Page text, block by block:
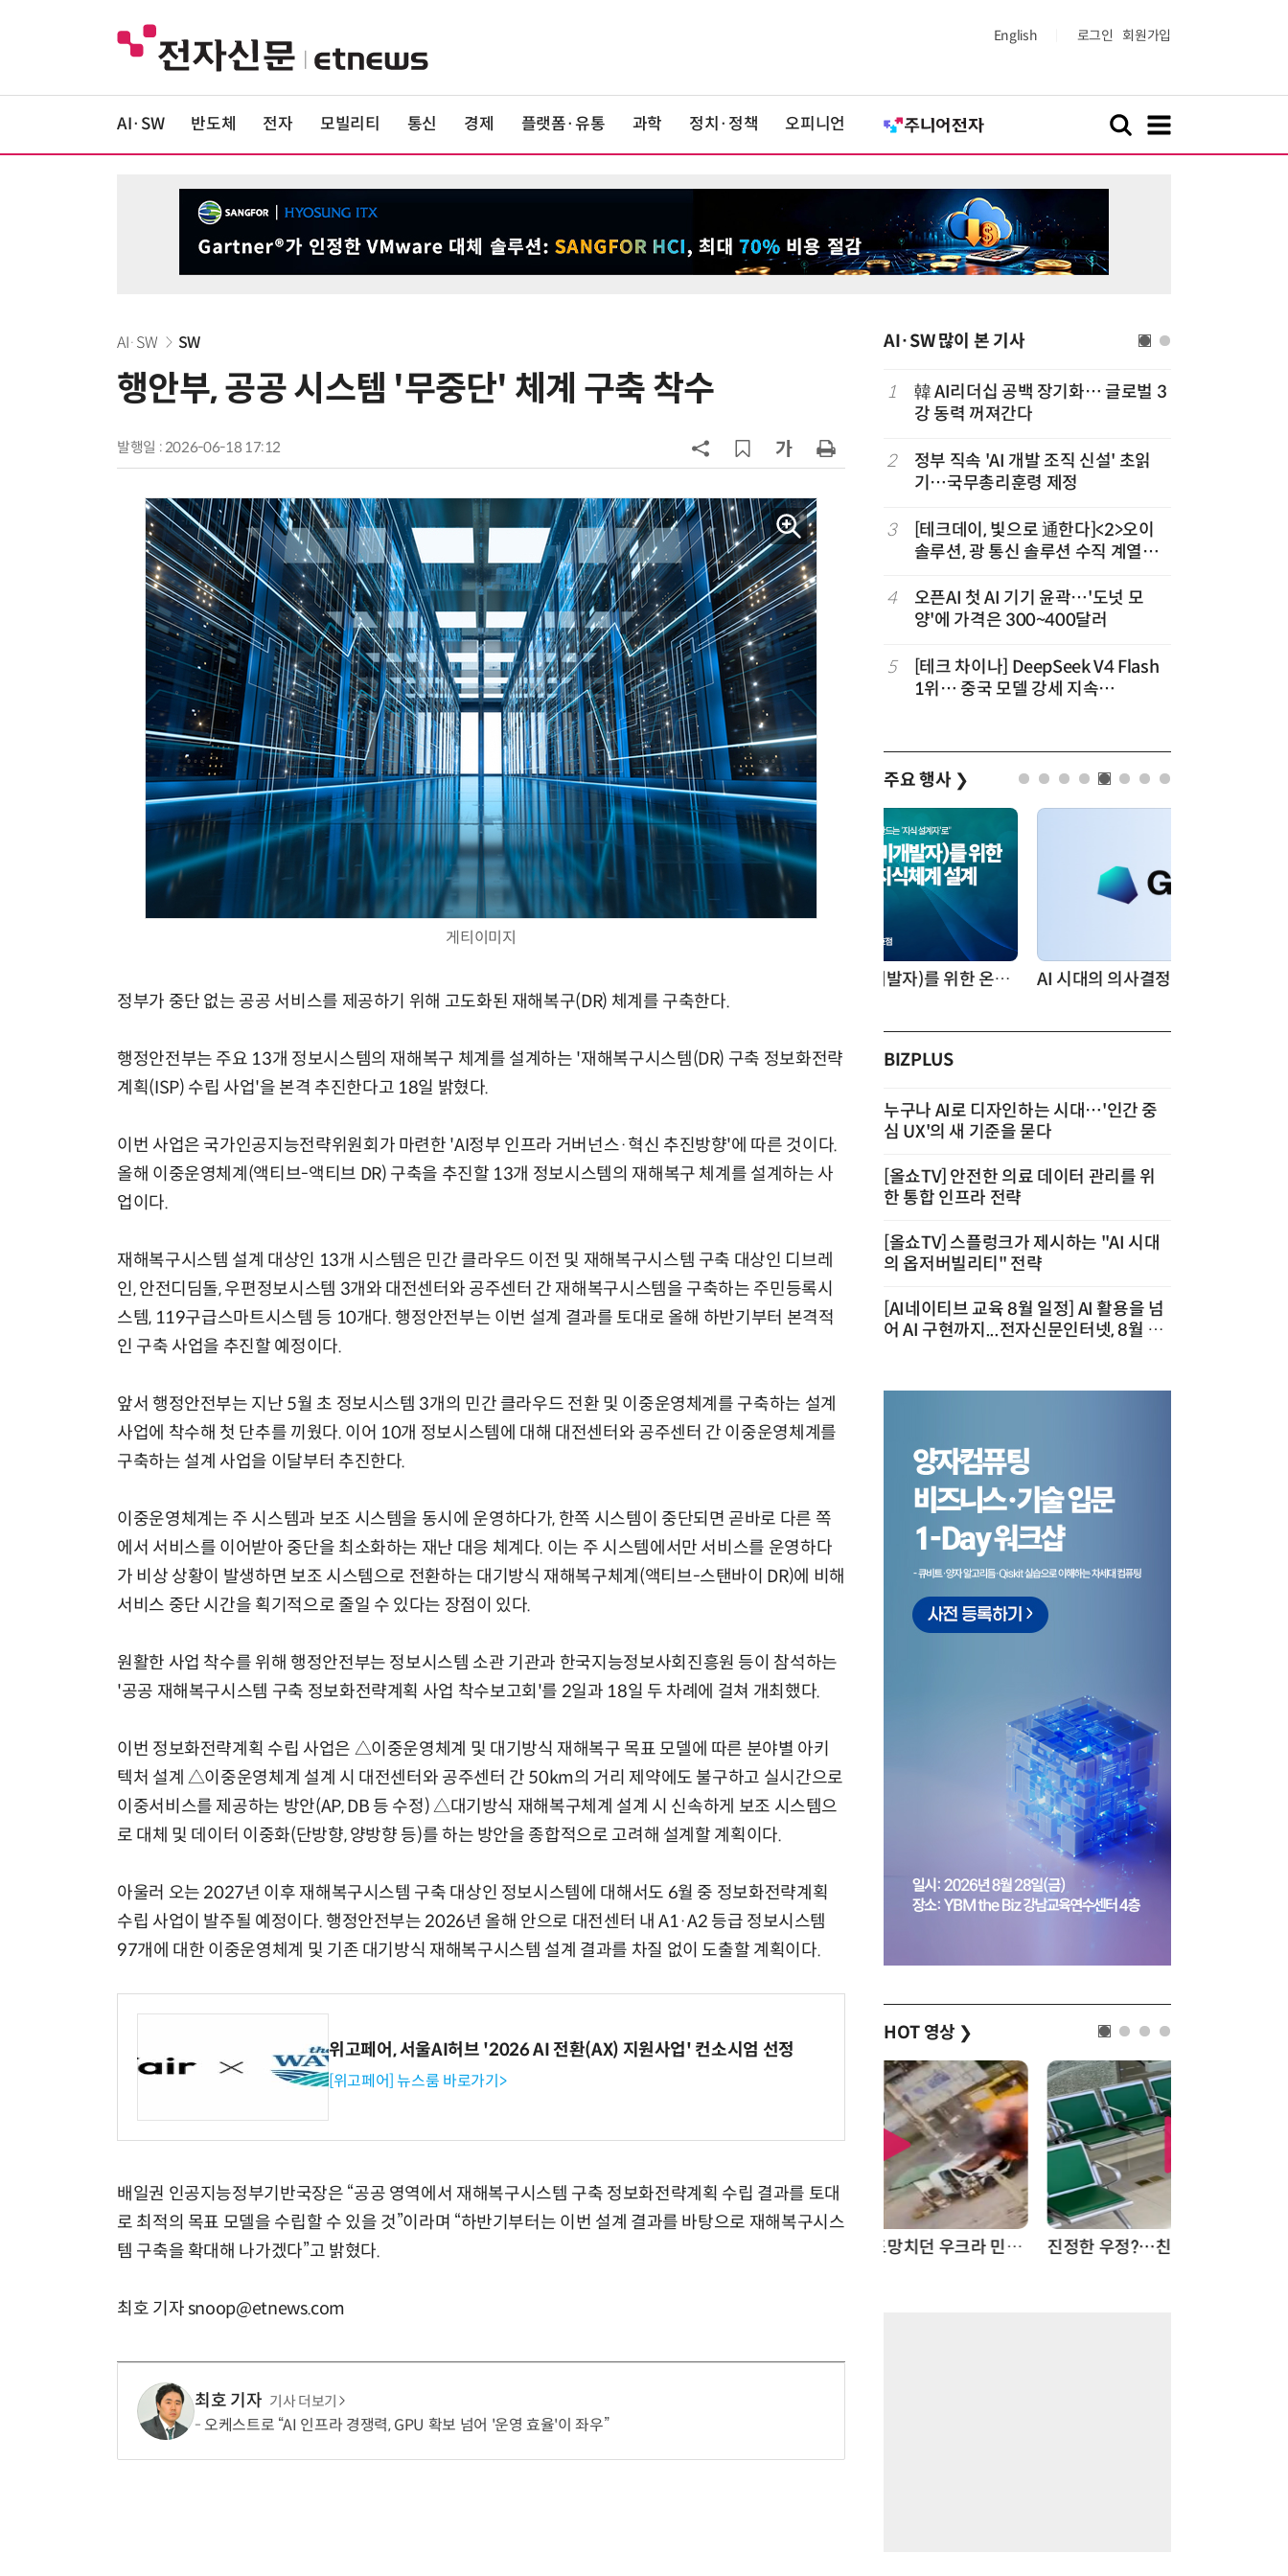
English 로그인 회원가입
AI·SW 반도체 전자 모빌리티 통신 경제 플랫폼·유통 과학 정치·정책 오피니언
AI·SW SW
행안부, 공공 시스템 '무중단' 체계 구축 착수
발행일 : 2026-06-18 17:12
게티이미지
정부가 중단 없는 공공 서비스를 제공하기 위해 고도화된 재해복구(DR) 체계를 구축한다.
행정안전부는 주요 13개 정보시스템의 재해복구 체계를 설계하는 '재해복구시스템(DR) 구축 정보화전략
계획(ISP) 수립 사업'을 본격 추진한다고 18일 밝혔다.
이번 사업은 국가인공지능전략위원회가 마련한 'AI정부 인프라 거버넌스·혁신 추진방향'에 따른 것이다.
올해 이중운영체계(액티브-액티브 DR) 구축을 추진할 13개 정보시스템의 재해복구 체계를 설계하는 사
업이다.
재해복구시스템 설계 대상인 13개 시스템은 민간 클라우드 이전 및 재해복구시스템 구축 대상인 디브레
인, 안전디딤돌, 우편정보시스템 3개와 대전센터와 공주센터 간 재해복구시스템을 구축하는 주민등록시
스템, 119구급스마트시스템 등 10개다. 행정안전부는 이번 설계 결과를 토대로 올해 하반기부터 본격적
인 구축 사업을 추진할 예정이다.
앞서 행정안전부는 지난 5월 초 정보시스템 3개의 민간 클라우드 전환 및 이중운영체계를 구축하는 설계
사업에 착수해 첫 단추를 끼웠다. 이어 10개 정보시스템에 대해 대전센터와 공주센터 간 이중운영체계를
구축하는 설계 사업을 이달부터 추진한다.
이중운영체계는 주 시스템과 보조 시스템을 동시에 운영하다가, 한쪽 시스템이 중단되면 곧바로 다른 쪽
에서 서비스를 이어받아 중단을 최소화하는 재난 대응 체계다. 이는 주 시스템에서만 서비스를 운영하다
가 비상 상황이 발생하면 보조 시스템으로 전환하는 대기방식 재해복구체계(액티브-스탠바이 DR)에 비해
서비스 중단 시간을 획기적으로 줄일 수 있다는 장점이 있다.
원활한 사업 착수를 위해 행정안전부는 정보시스템 소관 기관과 한국지능정보사회진흥원 등이 참석하는
'공공 재해복구시스템 구축 정보화전략계획 사업 착수보고회'를 2일과 18일 두 차례에 걸쳐 개최했다.
이번 정보화전략계획 수립 사업은 △이중운영체계 및 대기방식 재해복구 목표 모델에 따른 분야별 아키
텍처 설계 △이중운영체계 설계 시 대전센터와 공주센터 간 50km의 거리 제약에도 불구하고 실시간으로
이중서비스를 제공하는 방안(AP, DB 등 수정) △대기방식 재해복구체계 설계 시 신속하게 보조 시스템으
로 대체 및 데이터 이중화(단방향, 양방향 등)를 하는 방안을 종합적으로 고려해 설계할 계획이다.
아울러 오는 2027년 이후 재해복구시스템 구축 대상인 정보시스템에 대해서도 6월 중 정보화전략계획
수립 사업이 발주될 예정이다. 행정안전부는 2026년 올해 안으로 대전센터 내 A1·A2 등급 정보시스템
97개에 대한 이중운영체계 및 기존 대기방식 재해복구시스템 설계 결과를 차질 없이 도출할 계획이다.
위고페어, 서울AI허브 '2026 AI 전환(AX) 지원사업' 컨소시엄 선정
[위고페어] 뉴스룸 바로가기>
배일권 인공지능정부기반국장은 “공공 영역에서 재해복구시스템 구축 정보화전략계획 수립 결과를 토대
로 최적의 목표 모델을 수립할 수 있을 것”이라며 “하반기부터는 이번 설계 결과를 바탕으로 재해복구시스
템 구축을 확대해 나가겠다”고 밝혔다.
최호 기자 snoop@etnews.com
최호 기자 기사 더보기
오케스트로 “AI 인프라 경쟁력, GPU 확보 넘어 '운영 효율'이 좌우”
AI·SW 많이 본 기사
6
美 행정부, AI 모델 '해킹 등 사이버
구광모 LG 회장, 내주 美 실리콘밸리
8
[르포] 정부 GPU 7656장 운영 최전
선…'NHN 팩토리X' 가보니
9
국산 CSP사 '마켓플레이스' 커졌
다…5개사 등록 솔루션 1439개
10 코히어, 통제 가능한 소버린 AI 지
원…“韓이 아태 승부처”
1
韓 AI리더십 공백 장기화… 글로벌 3
강 동력 꺼져간다
2
정부 직속 'AI 개발 조직 신설' 초읽
기…국무총리훈령 제정
3
[테크데이, 빛으로 通한다]<2>오이
솔루션, 광 통신 솔루션 수직 계열
략'
4
오픈AI 첫 AI 기기 윤곽…'도넛 모
양'에 가격은 300~400달러
5
[테크 차이나] DeepSeek V4 Flash
1위… 중국 모델 강세 지속
주요 행사 ❯
AI 시대의 의사결정을 바꾸는 수리최적화(Optimization): 실제 산업 적용 사례와 활용 전략
BIZPLUS
누구나 AI로 디자인하는 시대…'인간 중
심 UX'의 새 기준을 묻다
[올쇼TV] 안전한 의료 데이터 관리를 위
한 통합 인프라 전략
[올쇼TV] 스플렁크가 제시하는 "AI 시대
의 옵저버빌리티" 전략
[AI네이티브 교육 8월 일정] AI 활용을 넘
어 AI 구현까지...전자신문인터넷, 8월 실
HOT 영상 ❯
진정한 우정?…친구 구하려다 둘 다 의자 틈에 목이 낀 순간